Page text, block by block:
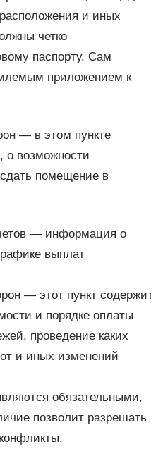
и иных
четко
паспорту. Сам
приложением к
— в этом пункте
о возможности
помещение в
— информация о
выплат
— этот пункт содержит
и порядке оплаты
проведение каких
и иных изменений
обязательными,
позволит разрешать